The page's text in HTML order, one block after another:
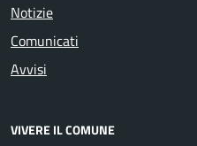
Notizie
Comunicati
Avvisi
VIVERE IL COMUNE